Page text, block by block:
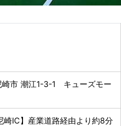
市 潮江1-3-1 キューズモー
崎IC】産業道路経由より約8分